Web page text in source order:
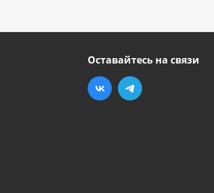
Оставайтесь на связи